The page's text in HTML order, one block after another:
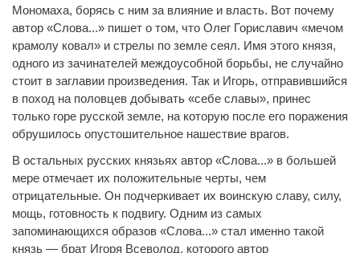
Мономаха, борясь с ним за влияние и власть. Вот почему
автор «Слова...» пишет о том, что Олег Гориславич «мечом
крамолу ковал» и стрелы по земле сеял. Имя этого князя,
одного из зачинателей междоусобной борьбы, не случайно
стоит в заглавии произведения. Так и Игорь, отправившийся
в поход на половцев добывать «себе славы», принес
только горе русской земле, на которую после его поражения
обрушилось опустошительное нашествие врагов.
В остальных русских князьях автор «Слова...» в большей
мере отмечает их положительные черты, чем
отрицательные. Он подчеркивает их воинскую славу, силу,
мощь, готовность к подвигу. Одним из самых
запоминающихся образов «Слова...» стал именно такой
князь — брат Игоря Всеволод, которого автор